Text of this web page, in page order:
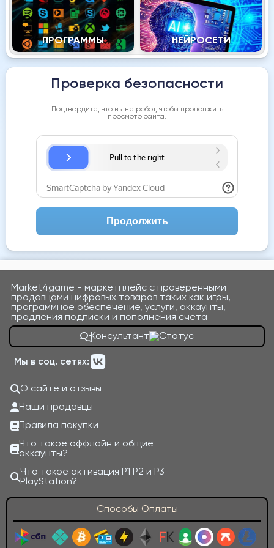
ПРОГРАММЫ НЕЙРОСЕТИ
Проверка безопасности
Подтвердите, что вы не робот, чтобы продолжить
просмотр сайта.
Продолжить
Market4game - маркетплейс с проверенными
продавцами цифровых товаров таких как игры,
программное обеспечение, услуги, аккаунты,
продления подписки и пополнения счета
Консультант
Мы в соц. сетях:
О сайте и отзывы
Наши продавцы
Правила покупки
Что такое оффлайн и общие
аккаунты?
Что такое активация P1 P2 и P3
PlayStation?
Способы Оплаты